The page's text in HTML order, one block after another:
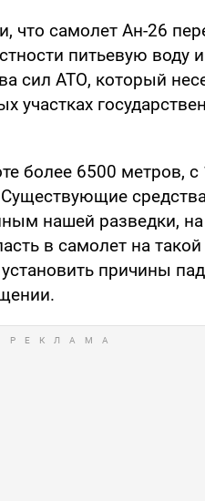
что самолет Ан-26
питьевую воду
сил АТО, который
участках
более 6500 метров,
нашей разведки,
в самолет на
причины